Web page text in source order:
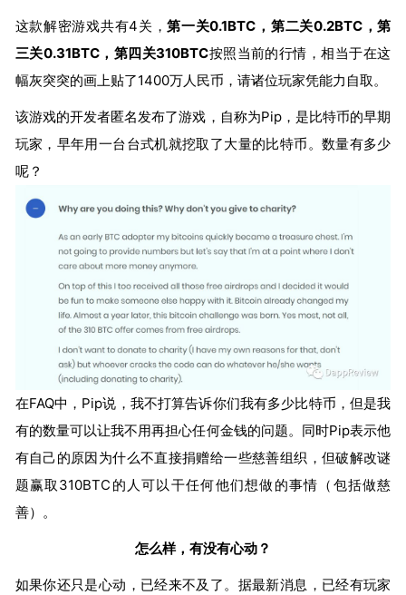
这款解密游戏共有4关，第一关0.1BTC，第二关0.2BTC，第
三关0.31BTC，第四关310BTC按照当前的行情，相当于在这
幅灰突突的画上贴了1400万人民币，请诸位玩家凭能力自取。
该游戏的开发者匿名发布了游戏，自称为Pip，是比特币的早期
玩家，早年用一台台式机就挖取了大量的比特币。数量有多少
呢？
在FAQ中，Pip说，我不打算告诉你们我有多少比特币，但是我
有的数量可以让我不用再担心任何金钱的问题。同时Pip表示他
有自己的原因为什么不直接捐赠给一些慈善组织，但破解改谜
题赢取310BTC的人可以干任何他们想做的事情（包括做慈
善）。
怎么样，有没有心动？
如果你还只是心动，已经来不及了。据最新消息，已经有玩家